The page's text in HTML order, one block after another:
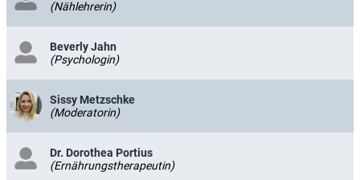
(Nählehrerin)
Beverly Jahn
(Psychologin)
Sissy Metzschke
(Moderatorin)
Dr. Dorothea Portius
(Ernährungstherapeutin)